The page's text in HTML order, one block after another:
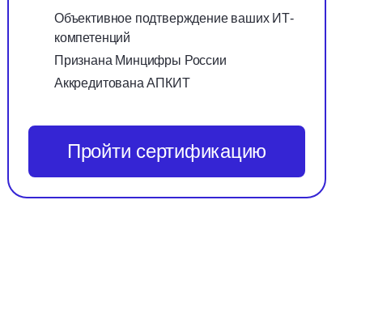
Объективное подтверждение ваших ИТ-
компетенций
Признана Минцифры России
Аккредитована АПКИТ
Пройти сертификацию